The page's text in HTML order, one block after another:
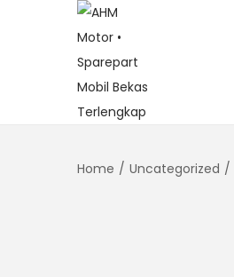
Home / Uncategorized /